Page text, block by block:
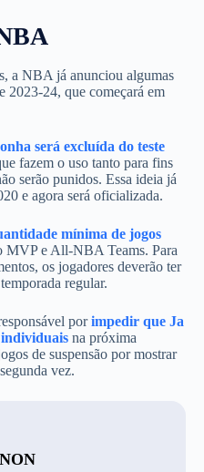
a NBA já anunciou algumas
2023-24, que começará em
será excluída do teste
fazem o uso tanto para fins
serão punidos. Essa ideia já
e agora será oficializada.
mínima de jogos
MVP e All-NBA Teams. Para
os jogadores deverão ter
regular.
porimpedir que Ja
na próxima
de suspensão por mostrar
vez.